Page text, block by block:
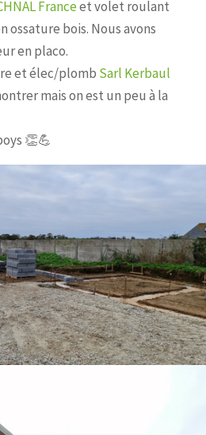
Franceet volet roulant
ossature bois. Nous avons
en placo.
et élec/plomb Sarl Kerbaul
mais on est un peu à la
👏💪